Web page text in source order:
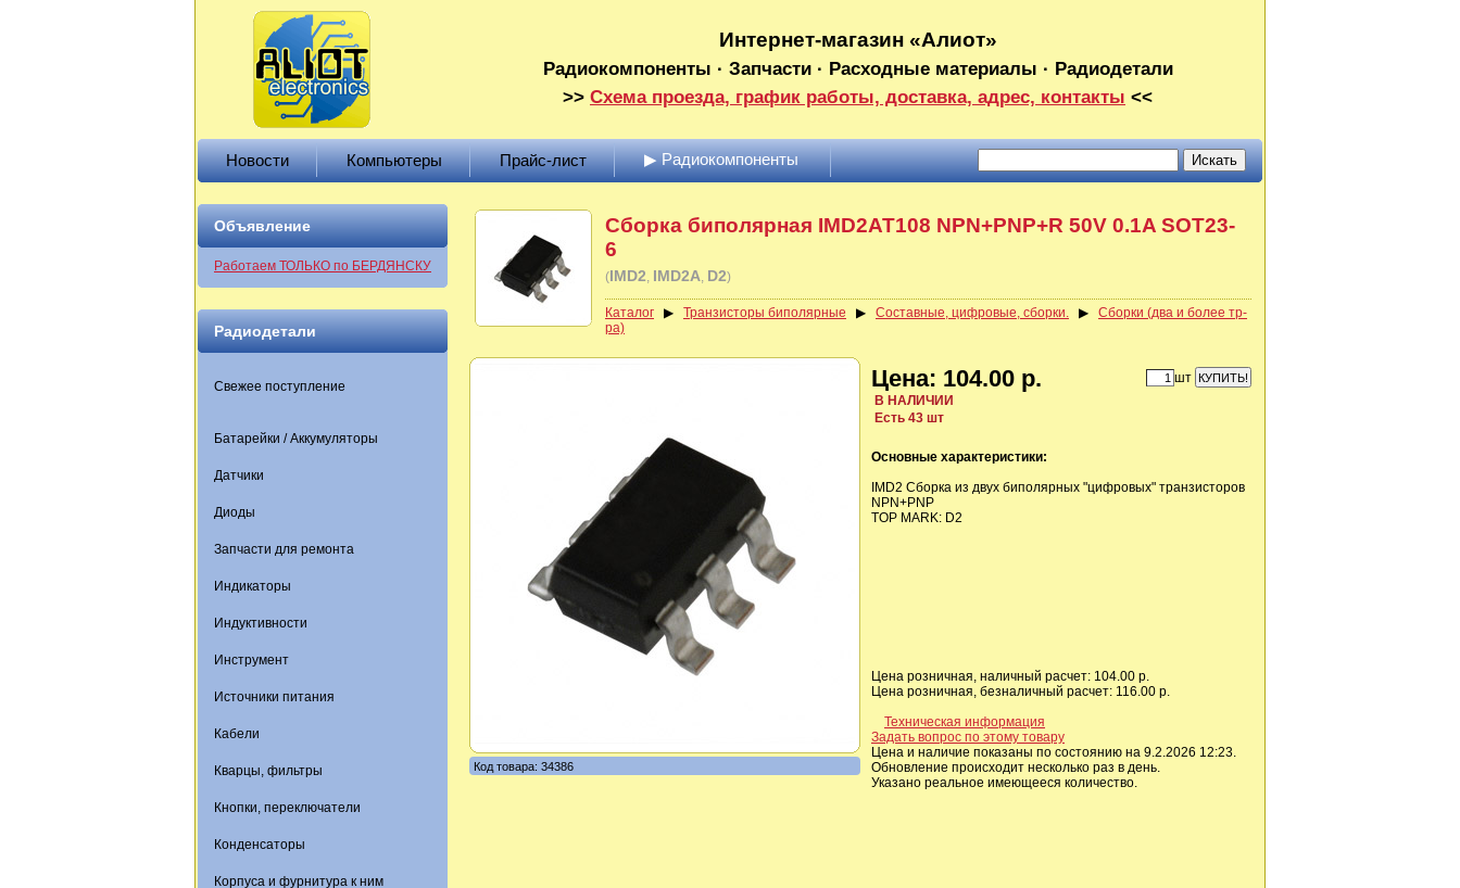
Интернет-магазин «Алиот»
Радиокомпоненты · Запчасти · Расходные материалы · Радиодетали
>> Схема проезда, график работы, доставка, адрес, контакты <<
Новости Компьютеры Прайс-лист ▶ Радиокомпоненты
Объявление
Работаем ТОЛЬКО по БЕРДЯНСКУ
Радиодетали
Свежее поступление
Батарейки / Аккумуляторы
Датчики
Диоды
Запчасти для ремонта
Индикаторы
Индуктивности
Инструмент
Источники питания
Кабели
Кварцы, фильтры
Кнопки, переключатели
Конденсаторы
Корпуса и фурнитура к ним
Сборка биполярная IMD2AT108 NPN+PNP+R 50V 0.1A SOT23-
6
(IMD2 IMD2A D2)
Каталог ▶ Транзисторы биполярные ▶ Составные, цифровые, сборки. ▶ Сборки (два и более тр-
ра)
Код товара: 34386
Цена: 104.00 р.
В НАЛИЧИИ
Есть 43 шт
шт
Основные характеристики:
IMD2 Сборка из двух биполярных "цифровых" транзисторов
NPN+PNP
TOP MARK: D2
Цена розничная, наличный расчет: 104.00 р.
Цена розничная, безналичный расчет: 116.00 р.
Техническая информация
Задать вопрос по этому товару
Цена и наличие показаны по состоянию на 9.2.2026 12:23.
Обновление происходит несколько раз в день.
Указано реальное имеющееся количество.